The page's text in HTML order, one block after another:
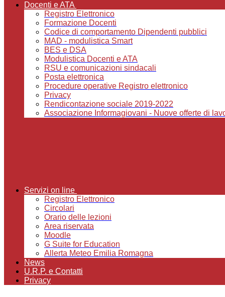
Docenti e ATA
Registro Elettronico
Formazione Docenti
Codice di comportamento Dipendenti pubblici
MAD - modulistica Smart
BES e DSA
Modulistica Docenti e ATA
RSU e comunicazioni sindacali
Posta elettronica
Procedure operative Registro elettronico
Privacy
Rendicontazione sociale 2019-2022
Associazione Informagiovani - Nuove offerte di
Servizi on line
Registro Elettronico
Circolari
Orario delle lezioni
Area riservata
Moodle
G Suite for Education
Allerta Meteo Emilia Romagna
News
U.R.P. e Contatti
Privacy